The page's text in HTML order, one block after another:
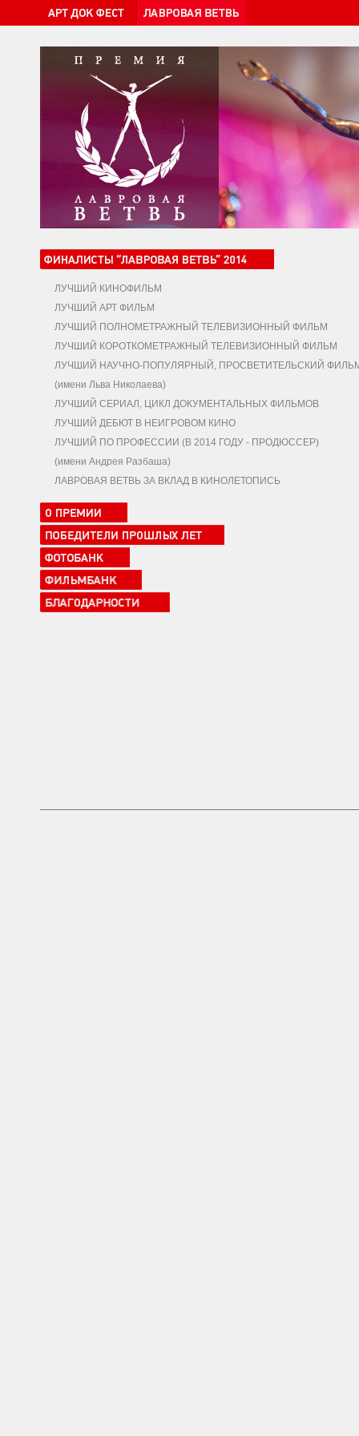
ЛУЧШИЙ КИНОФИЛЬМ
ЛУЧШИЙ АРТ ФИЛЬМ
ЛУЧШИЙ ПОЛНОМЕТРАЖНЫЙ ТЕЛЕВИЗИОННЫЙ ФИЛЬМ
ЛУЧШИЙ КОРОТКОМЕТРАЖНЫЙ ТЕЛЕВИЗИОННЫЙ ФИЛЬМ
ЛУЧШИЙ НАУЧНО-ПОПУЛЯРНЫЙ, ПРОСВЕТИТЕЛЬСКИЙ
(имени Льва Николаева)
ЛУЧШИЙ СЕРИАЛ, ЦИКЛ ДОКУМЕНТАЛЬНЫХ ФИЛЬМОВ
ЛУЧШИЙ ДЕБЮТ В НЕИГРОВОМ КИНО
ЛУЧШИЙ ПО ПРОФЕССИИ (В 2014 ГОДУ - ПРОДЮССЕР)
(имени Андрея Разбаша)
ЛАВРОВАЯ ВЕТВЬ ЗА ВКЛАД В КИНОЛЕТОПИСЬ